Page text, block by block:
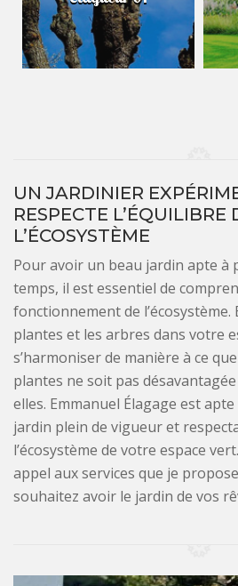
UN JARDINIER
RESPECTE L’ÉQUILIBRE
L’ÉCOSYSTÈME
Pour avoir un beau jardin apte à
temps, il est essentiel de
fonctionnement de
plantes et les arbres dans votre
s’harmoniser de manière à ce
plantes ne soit pas
elles. Emmanuel Élagage est
jardin plein de vigueur et
l’écosystème de votre espace
appel aux services que je
souhaitez avoir le jardin de vos